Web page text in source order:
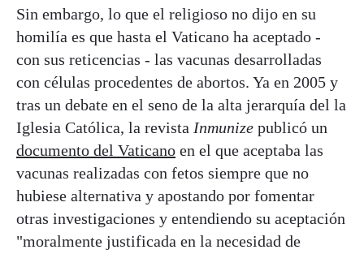
Sin embargo, lo que el religioso no dijo en su
homilía es que hasta el Vaticano ha aceptado -
con sus reticencias - las vacunas desarrolladas
con células procedentes de abortos. Ya en 2005 y
tras un debate en el seno de la alta jerarquía del la
Iglesia Católica, la revista Inmunize publicó un
documento del Vaticano en el que aceptaba las
vacunas realizadas con fetos siempre que no
hubiese alternativa y apostando por fomentar
otras investigaciones y entendiendo su aceptación
"moralmente justificada en la necesidad de